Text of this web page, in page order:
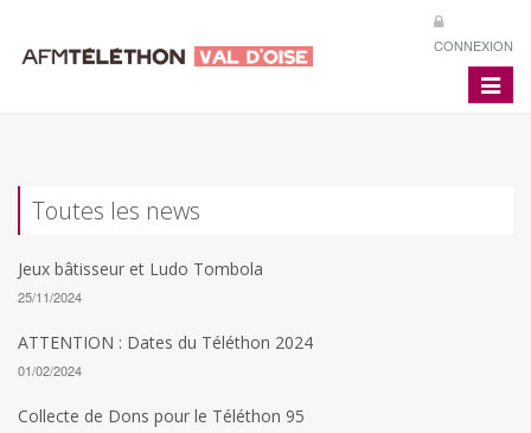
CONNEXION
Toggle
Toutes les news
Jeux bâtisseur et Ludo Tombola
25/11/2024
ATTENTION : Dates du Téléthon 2024
01/02/2024
Collecte de Dons pour le Téléthon 95